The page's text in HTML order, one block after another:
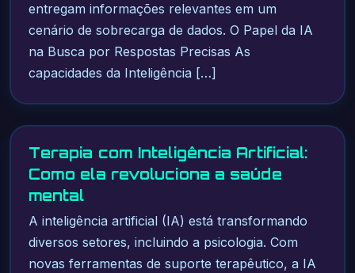
entregam informações relevantes em um
cenário de sobrecarga de dados. O Papel da IA
na Busca por Respostas Precisas As
capacidades da Inteligência […]
Terapia com Inteligência Artificial:
Como ela revoluciona a saúde
mental
A inteligência artificial (IA) está transformando
diversos setores, incluindo a psicologia. Com
novas ferramentas de suporte terapêutico, a IA